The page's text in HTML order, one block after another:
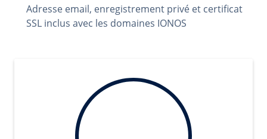
Adresse email, enregistrement privé et certificat
SSL inclus avec les domaines IONOS